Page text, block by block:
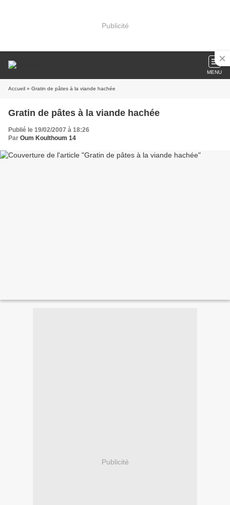
Publicité
MENU
Accueil » Gratin de pâtes à la viande hachée
Gratin de pâtes à la viande hachée
Publié le 19/02/2007 à 18:26
Par Oum Koulthoum 14
Publicité